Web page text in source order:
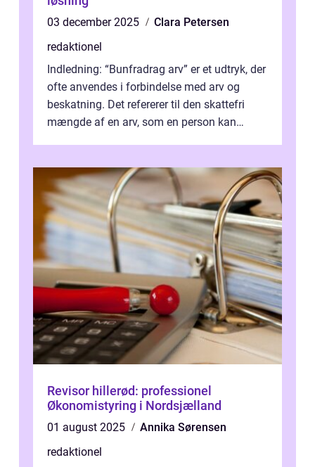
03 december 2025
Clara Petersen
redaktionel
Indledning: “Bunfradrag arv” er et udtryk, der
ofte anvendes i forbindelse med arv og
beskatning. Det refererer til den skattefri
mængde af en arv, som en person kan
Revisor hillerød: professionel
Økonomistyring i Nordsjælland
01 august 2025
Annika Sørensen
redaktionel